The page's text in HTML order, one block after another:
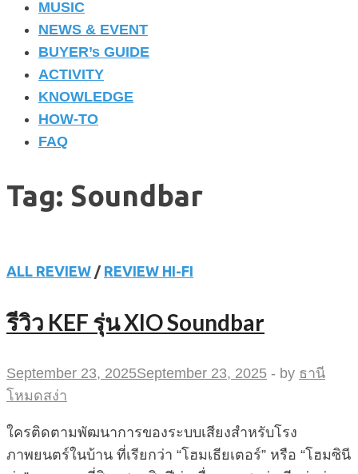
MUSIC
NEWS & EVENT
BUYER’s GUIDE
ACTIVITY
KNOWLEDGE
HOW-TO
FAQ
Tag: Soundbar
ALL REVIEW / REVIEW HI-FI
รีวิว KEF รุ่น XIO Soundbar
September 23, 2025September 23, 2025 - by ธานี
โหมดสง่า
ใครติดตามพัฒนาการของระบบเสียงสำหรับโรง
ภาพยนตร์ในบ้าน ที่เรียกว่า “โฮมเธียเตอร์” หรือ “โฮมซินี